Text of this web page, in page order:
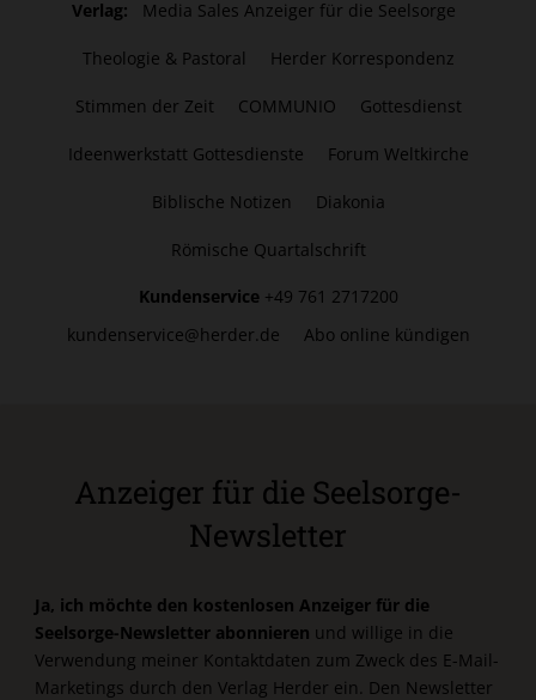
Verlag: Media Sales Anzeiger für die Seelsorge
Theologie & Pastoral Herder Korrespondenz
Stimmen der Zeit COMMUNIO Gottesdienst
Ideenwerkstatt Gottesdienste Forum Weltkirche
Biblische Notizen Diakonia
Römische Quartalschrift
Kundenservice +49 761 2717200
kundenservice@herder.de
Abo online kündigen
Anzeiger für die Seelsorge-
Newsletter
Ja, ich möchte den kostenlosen Anzeiger für die
Seelsorge-Newsletter abonnieren und willige in die
Verwendung meiner Kontaktdaten zum Zweck des E-Mail-
Marketings durch den Verlag Herder ein. Den Newsletter